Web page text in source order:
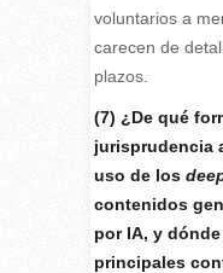
voluntarios a
carecen de
plazos.
(7) ¿De qué
jurisprudencia
uso de los
contenidos
por IA, y
principales